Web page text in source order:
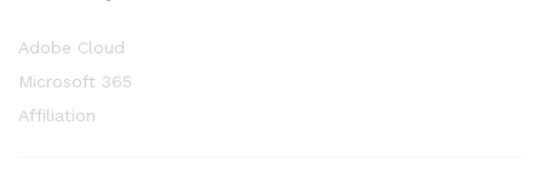
Adobe Cloud
Microsoft 365
Affiliation